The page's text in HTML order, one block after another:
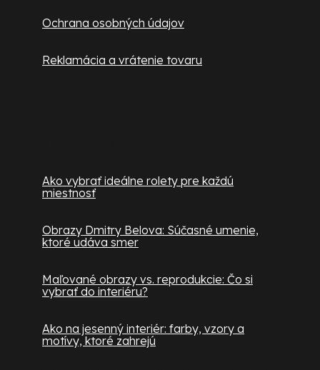
Ochrana osobných údajov
Reklamácia a vrátenie tovaru
Ako vybrať ideálne rolety pre každú
miestnosť
Obrazy Dmitry Belova: Súčasné umenie,
ktoré udáva smer
Maľované obrazy vs. reprodukcie: Čo si
vybrať do interiéru?
Ako na jesenný interiér: farby, vzory a
motívy, ktoré zahrejú